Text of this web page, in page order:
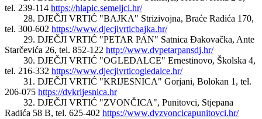
tel. 239-114 https://hlapic.semeljci.hr/
28. DJEČJI VRTIĆ "BAJKA" Strizivojna, Braće Radića 170,
tel. 300-602 https://www.djecjivrticbajka.hr/
29. DJEČJI VRTIĆ "PETAR PAN" Satnica Đakovačka, Ante
Starčevića 26, tel. 852-122 http://www.dvpetarpansdj.hr/
30. DJEČJI VRTIĆ "OGLEDALCE" Ernestinovo, Školska 4,
tel. 216-332 https://www.djecjivrticogledalce.hr/
31. DJEČJI VRTIĆ "KRIJESNICA" Gorjani, Bolokan 1, tel.
206-075 https://dvkrijesnica.hr
32. DJEČJI VRTIĆ "ZVONČICA", Punitovci, Stjepana
Radića 58 B, tel. 625-402 https://www.dvzvoncicapunitovci.hr/